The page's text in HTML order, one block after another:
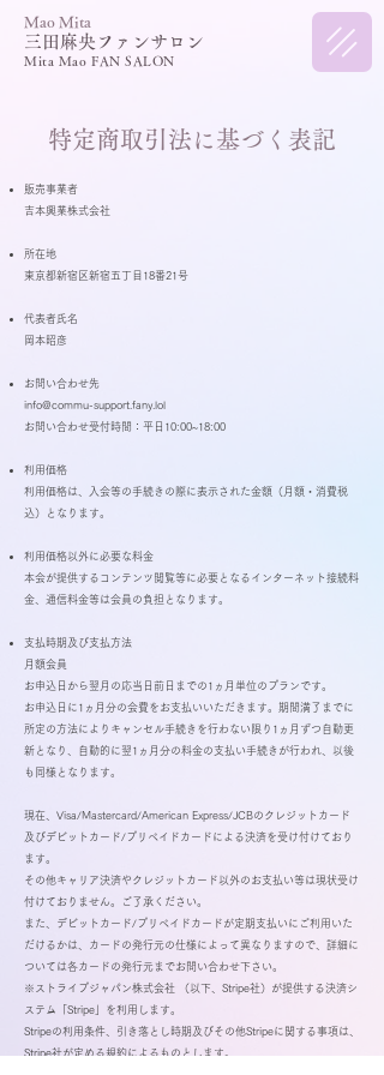
​Mao Mita
三田麻央ファンサロン
Mita Mao FAN SALON
特定商取引法に基づく表記
販売事業者
吉本興業株式会社
​所在地
東京都新宿区新宿五丁目18番21号
代表者氏名
岡本昭彦
お問い合わせ先
info@commu-support.fany.lol
お問い合わせ受付時間：平日10:00~18:00
利用価格
利用価格は、入会等の手続きの際に表示された金額（月額・消費税
込）となります。
利用価格以外に必要な料金
本会が提供するコンテンツ閲覧等に必要となるインターネット接続料
金、通信料金等は会員の負担となります。
支払時期及び支払方法
月額会員
お申込日から翌月の応当日前日までの1ヵ月単位のプランです。
お申込日に1ヵ月分の会費をお支払いいただきます。期間満了までに
所定の方法によりキャンセル手続きを行わない限り1ヵ月ずつ自動更
新となり、自動的に翌1ヵ月分の料金の支払い手続きが行われ、以後
も同様となります。
現在、Visa/Mastercard/American Express/JCBのクレジットカード
及びデビットカード/プリペイドカードによる決済を受け付けており
ます。
その他キャリア決済やクレジットカード以外のお支払い等は現状受け
付けておりません。ご了承ください。
また、デビットカード/プリペイドカードが定期支払いにご利用いた
だけるかは、カードの発行元の仕様によって異なりますので、詳細に
ついては各カードの発行元までお問い合わせ下さい。
​※ストライプジャパン株式会社 （以下、Stripe社）が提供する決済シ
ステム「Stripe」を利用します。
Stripeの利用条件、引き落とし時期及びその他Stripeに関する事項は、
Stripe社が定める規約によるものとします。